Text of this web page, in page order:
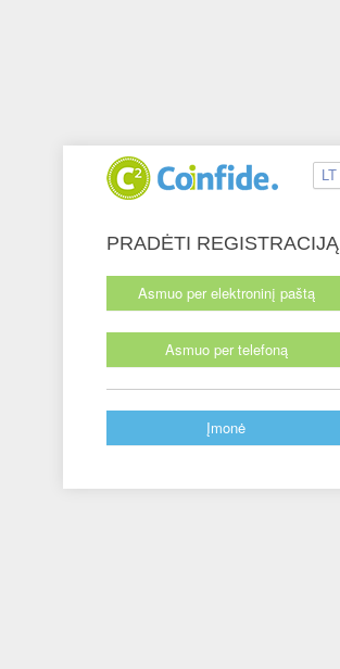
LT
PRADĖTI REGISTRACIJĄ
Asmuo per elektroninį paštą
Asmuo per telefoną
Įmonė